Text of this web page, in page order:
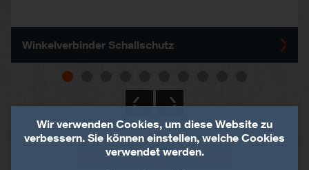
Winkelverbinder Schallschutz
Alle Produkte anzeigen
Wir verwenden Cookies, um diese Website zu
verbessern. Sie können einstellen, welche Cookies
verwendet werden.